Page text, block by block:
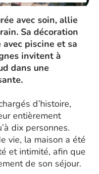
avec soin, allie
Sa décoration
piscine et sa
invitent à
dans une
d’histoire,
entièrement
dix personnes.
vie, la maison a été
et intimité, afin que
de son séjour.